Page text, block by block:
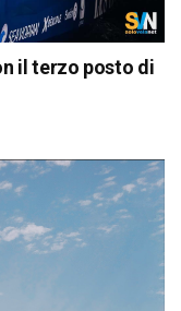
il terzo posto di